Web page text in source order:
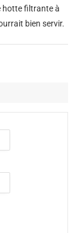
hotte filtrante à
bien servir.